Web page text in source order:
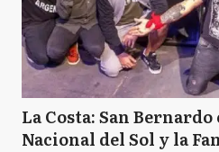
La Costa: San Bernardo
Nacional del Sol y la